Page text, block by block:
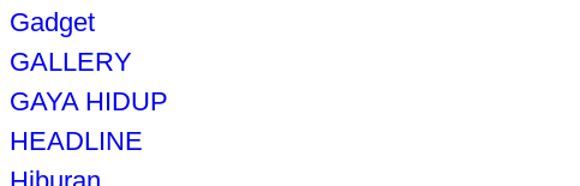
Gadget
GALLERY
GAYA HIDUP
HEADLINE